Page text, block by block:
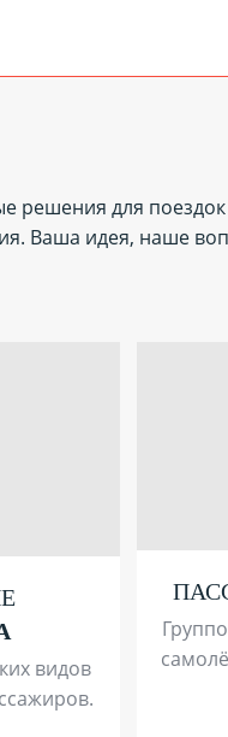
решения для
Ваша идея, наше
видов